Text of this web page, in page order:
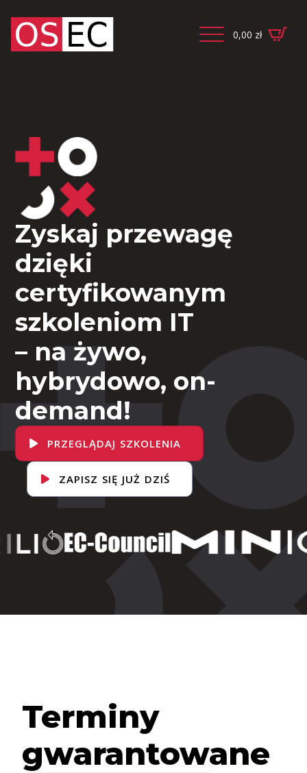
0,00 zł
Zyskaj przewagę
dzięki
certyfikowanym
szkoleniom IT
– na żywo,
hybrydowo, on-
demand!
PRZEGLĄDAJ SZKOLENIA
ZAPISZ SIĘ JUŻ DZIŚ
Terminy
gwarantowane